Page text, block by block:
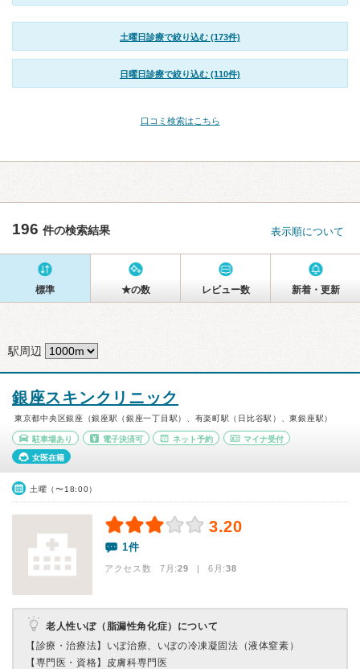
土曜日診療で絞り込む (173件)
日曜日診療で絞り込む (110件)
口コミ検索はこちら
196 件の検索結果 表示順について
標準 ★の数 レビュー数 新着・更新
駅周辺
銀座スキンクリニック
東京都中央区銀座（銀座駅（銀座一丁目駅）、有楽町駅（日比谷駅）、東銀座駅）
駐車場あり 電子決済可 ネット予約 マイナ受付
女医在籍
土曜（〜18:00）
3.20
1件
アクセス数 7月:29 | 6月:38
老人性いぼ（脂漏性角化症）について
【診療・治療法】 いぼ治療、いぼの冷凍凝固法（液体窒素）
【専門医・資格】 皮膚科専門医